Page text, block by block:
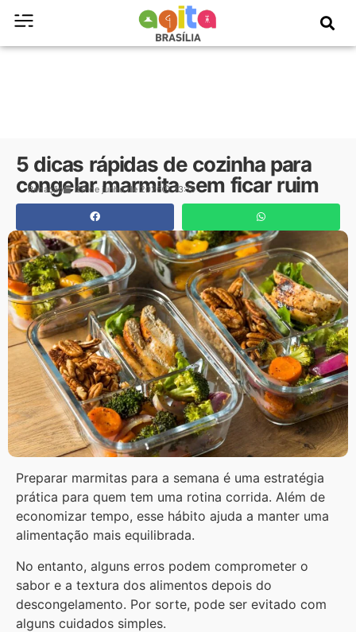
5 dicas rápidas de cozinha para
congelar marmita sem ficar ruim
Redação 29 de junho de 2026 13:15
Preparar marmitas para a semana é uma estratégia
prática para quem tem uma rotina corrida. Além de
economizar tempo, esse hábito ajuda a manter uma
alimentação mais equilibrada.
No entanto, alguns erros podem comprometer o
sabor e a textura dos alimentos depois do
descongelamento. Por sorte, pode ser evitado com
alguns cuidados simples.